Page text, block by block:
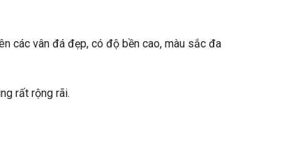
các vân đá đẹp, có độ bền cao, màu sắc đa
rất rộng rãi.